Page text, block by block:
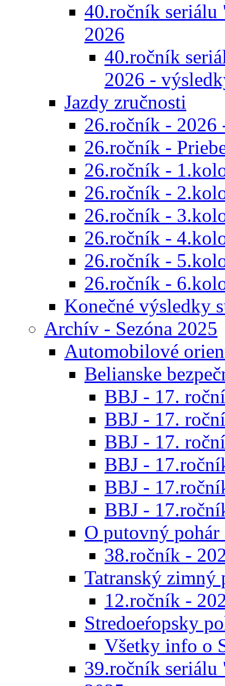
40.ročník
2026
40.ročník
2026 -
Jazdy zručnosti
26.ročník - 2026
26.ročník -
26.ročník -
26.ročník -
26.ročník -
26.ročník -
26.ročník -
26.ročník -
Konečné výsledky
Archív - Sezóna 2025
Automobilové
Belianske
BBJ - 17.
BBJ - 17.
BBJ - 17.
BBJ -
BBJ -
BBJ -
O putovný
38.ročník -
Tatranský zimný
12.ročník -
Stredoeŕopsky
Všetky info o
39.ročník